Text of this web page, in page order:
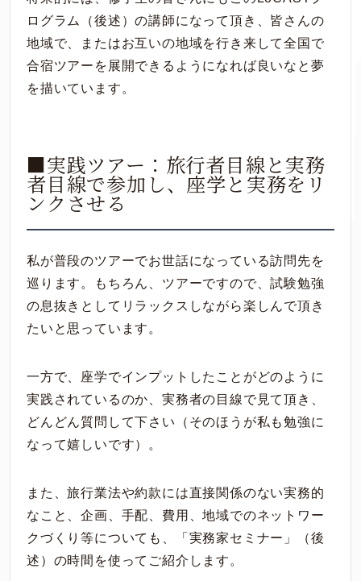
ログラム（後述）の講師になって頂き、皆さんの
地域で、またはお互いの地域を行き来して全国で
合宿ツアーを展開できるようになれば良いなと夢
を描いています。
■実践ツアー：旅行者目線と実務
者目線で参加し、座学と実務をリ
ンクさせる
私が普段のツアーでお世話になっている訪問先を
巡ります。もちろん、ツアーですので、試験勉強
の息抜きとしてリラックスしながら楽しんで頂き
たいと思っています。
一方で、座学でインプットしたことがどのように
実践されているのか、実務者の目線で見て頂き、
どんどん質問して下さい（そのほうが私も勉強に
なって嬉しいです）。
また、旅行業法や約款には直接関係のない実務的
なこと、企画、手配、費用、地域でのネットワー
クづくり等についても、「実務家セミナー」（後
述）の時間を使ってご紹介します。